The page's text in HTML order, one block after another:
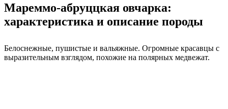
Мареммо-абруццкая овчарка:
характеристика и описание породы
Белоснежные, пушистые и вальяжные. Огромные красавцы с
выразительным взглядом, похожие на полярных медвежат.